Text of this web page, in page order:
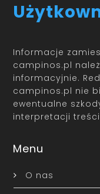
Informacje
campinos.pl
informacyjnie.
campinos.pl nie
ewentualne
interpretacji
Menu
O nas